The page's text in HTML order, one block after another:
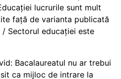
lucrurile sunt mult
față de varianta publicată
/ Sectorul educației este
Bacalaureatul nu ar trebui
ca mijloc de intrare la